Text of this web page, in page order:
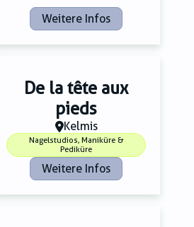
Weitere Infos
De la tête aux
pieds
Kelmis
Nagelstudios, Maniküre &
Pediküre
Weitere Infos